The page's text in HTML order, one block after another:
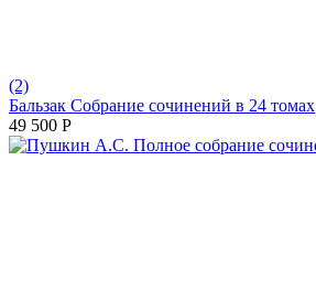
(2)
Бальзак Собрание сочинений в 24 томах
49 500 Р